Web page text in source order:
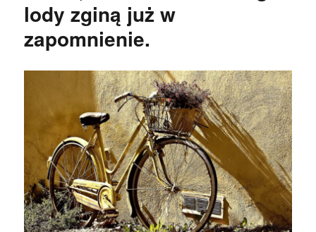
lody zginą już w
zapomnienie.